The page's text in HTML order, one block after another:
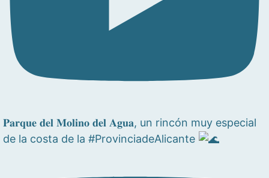
𝐏𝐚𝐫𝐪𝐮𝐞 𝐝𝐞𝐥 𝐌𝐨𝐥𝐢𝐧𝐨 𝐝𝐞𝐥 𝐀𝐠𝐮𝐚, un rincón muy especial
de la costa de la #ProvinciadeAlicante